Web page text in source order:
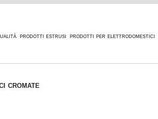
prodotti estrusi prodotti per elettrodomestici
cromate